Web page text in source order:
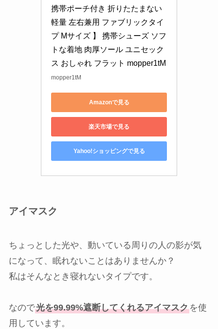
携帯ポーチ付き 折りたたまない
軽量 左右兼用 ファブリックタイ
プ Mサイズ 】 携帯シューズ ソフ
トな着地 肉厚ソール ユニセック
ス おしゃれ フラット mopper1tM
mopper1tM
Amazonで見る
楽天市場で見る
Yahoo!ショッピングで見る
アイマスク
ちょっとした光や、動いている周りの人の影が気
になって、眠れないことはありませんか？
私はそんなとき寝れないタイプです。
なので光を99.99%遮断してくれるアイマスクを使
用しています。